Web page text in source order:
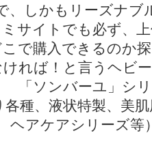
、しかもリーズナブ
サイトでも必ず、
こで購入できるのか
れば！と言うヘビ
「ソンバーユ」シ
各種、液状特製、美
ヘアケアシリーズ等